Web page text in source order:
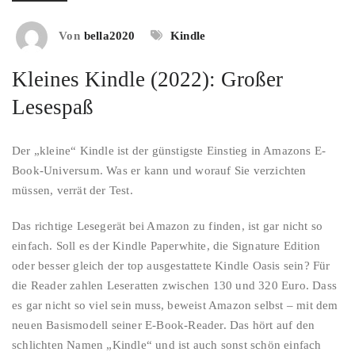
Von bella2020 Kindle
Kleines Kindle (2022): Großer
Lesespaß
Der „kleine“ Kindle ist der günstigste Einstieg in Amazons E-
Book-Universum. Was er kann und worauf Sie verzichten
müssen, verrät der Test.
Das richtige Lesegerät bei Amazon zu finden, ist gar nicht so
einfach. Soll es der Kindle ­Paperwhite, die Signature Edition
oder besser gleich der top aus­gestattete Kindle Oasis sein? Für
die Reader zahlen Leseratten zwischen 130 und 320 Euro. Dass
es gar nicht so viel sein muss, beweist Amazon selbst – mit dem
neuen Basismodell seiner E-Book-Reader. Das hört auf den
schlichten Namen „Kindle“ und ist auch sonst schön einfach